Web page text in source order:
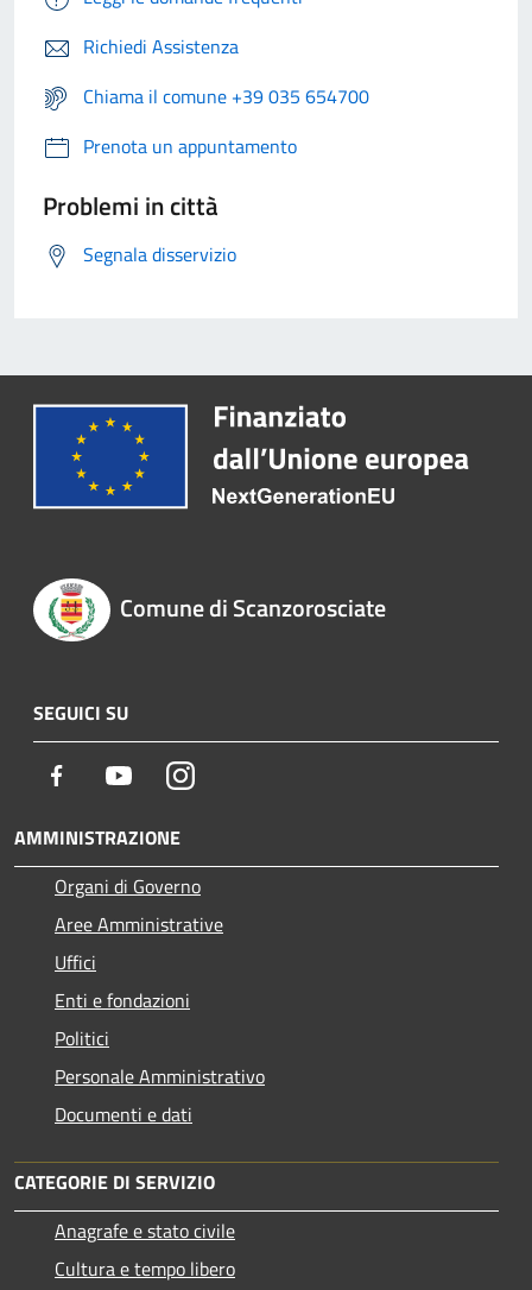
Richiedi Assistenza
Chiama il comune +39 035 654700
Prenota un appuntamento
Problemi in città
Segnala disservizio
Comune di Scanzorosciate
SEGUICI SU
Facebook YoutubeInstagram
AMMINISTRAZIONE
Organi di Governo
Aree Amministrative
Uffici
Enti e fondazioni
Politici
Personale Amministrativo
Documenti e dati
CATEGORIE DI SERVIZIO
Anagrafe e stato civile
Cultura e tempo libero